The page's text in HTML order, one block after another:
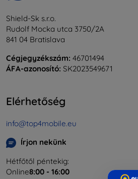
Shield-Sk s.r.o.
Rudolf Mocka utca 3750/2A
841 04 Bratislava
Cégjegyzékszám: 46701494
ÁFA-azonosító: SK2023549671
Elérhetőség
info@top4mobile.eu
Írjon nekünk
Hétfőtől péntekig:
Online8:00 - 16:00